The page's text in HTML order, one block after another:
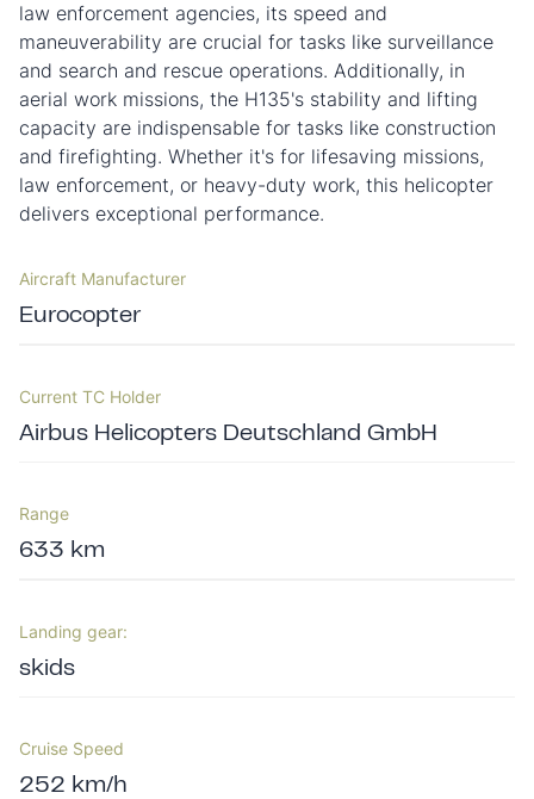
law enforcement agencies, its speed and
maneuverability are crucial for tasks like surveillance
and search and rescue operations. Additionally, in
aerial work missions, the H135's stability and lifting
capacity are indispensable for tasks like construction
and firefighting. Whether it's for lifesaving missions,
law enforcement, or heavy-duty work, this helicopter
delivers exceptional performance.
Aircraft Manufacturer
Eurocopter
Current TC Holder
Airbus Helicopters Deutschland GmbH
Range
633 km
Landing gear:
skids
Cruise Speed
252 km/h